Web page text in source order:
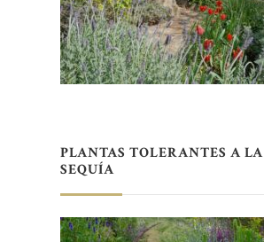
PLANTAS TOLERANTES A LA
SEQUÍA